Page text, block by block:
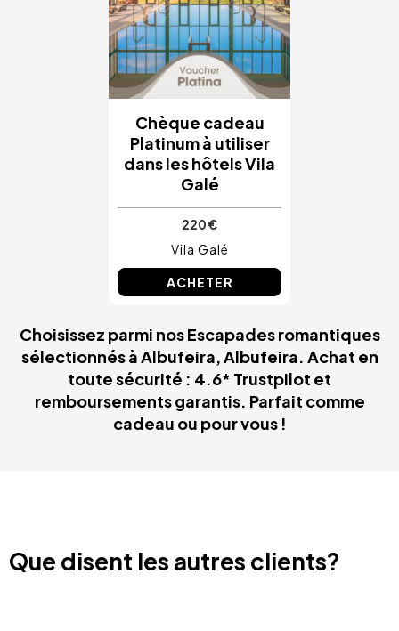
Chèque cadeau
Platinum à utiliser
dans les hôtels Vila
Galé
220 €
Vila Galé
ACHETER
Choisissez parmi nos Escapades romantiques
sélectionnés à Albufeira, Albufeira. Achat en
toute sécurité : 4.6* Trustpilot et
remboursements garantis. Parfait comme
cadeau ou pour vous !
Que disent les autres clients?